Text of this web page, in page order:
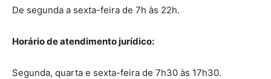
De segunda a sexta-feira de 7h às 22h.
Horário de atendimento jurídico:
Segunda, quarta e sexta-feira de 7h30 às 17h30.